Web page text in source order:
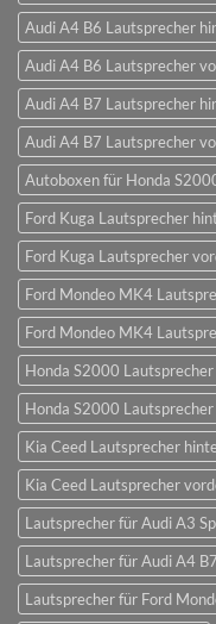
Audi A4 B6 Lautsprecher
Audi A4 B6 Lautsprecher
Audi A4 B7 Lautsprecher
Audi A4 B7 Lautsprecher
Autoboxen für Honda
Ford Kuga Lautsprecher
Ford Kuga Lautsprecher
Ford Mondeo MK4
Ford Mondeo MK4
Honda S2000
Honda S2000
Kia Ceed Lautsprecher
Kia Ceed Lautsprecher
Lautsprecher für Audi A3
Lautsprecher für Audi A4 B7
Lautsprecher für Ford